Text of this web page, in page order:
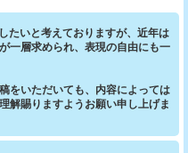
たいと考えておりますが、近年は
一層求められ、表現の自由にも一
をいただいても、内容によっては
解賜りますようお願い申し上げま